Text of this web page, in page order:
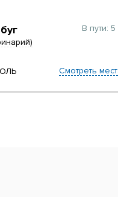
В пути: 5
Смотреть